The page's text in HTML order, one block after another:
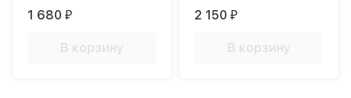
1 680₽
В корзину
2 150₽
В корзину